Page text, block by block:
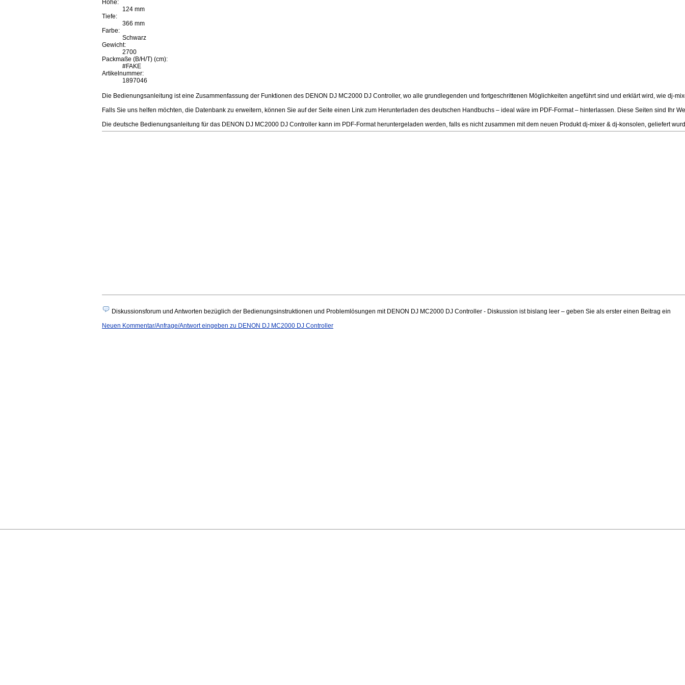
Höhe:
124 mm
Tiefe:
366 mm
Farbe:
Schwarz
Gewicht:
2700
Packmaße (B/H/T) (cm):
#FAKE
Artikelnummer:
1897046
Die Bedienungsanleitung ist eine Zusammenfassung der Funktionen des DENON DJ MC2000 DJ Controller, wo alle grundlegenden und fortgeschrittenen Möglichkeiten angeführt sind und erklärt wird, wie
Falls Sie uns helfen möchten, die Datenbank zu erweitern, können Sie auf der Seite einen Link zum Herunterladen des deutschen Handbuchs – ideal wäre im PDF-Format – hinterlassen. Diese Seiten sind
Die deutsche Bedienungsanleitung für das DENON DJ MC2000 DJ Controller kann im PDF-Format heruntergeladen werden, falls es nicht zusammen mit dem neuen Produkt dj-mixer & dj-konsolen,
Diskussionsforum und Antworten bezüglich der Bedienungsinstruktionen und Problemlösungen mit DENON DJ MC2000 DJ Controller - Diskussion ist bislang leer – geben Sie als erster einen Beitrag ein
Neuen Kommentar/Anfrage/Antwort eingeben zu DENON DJ MC2000 DJ Controller